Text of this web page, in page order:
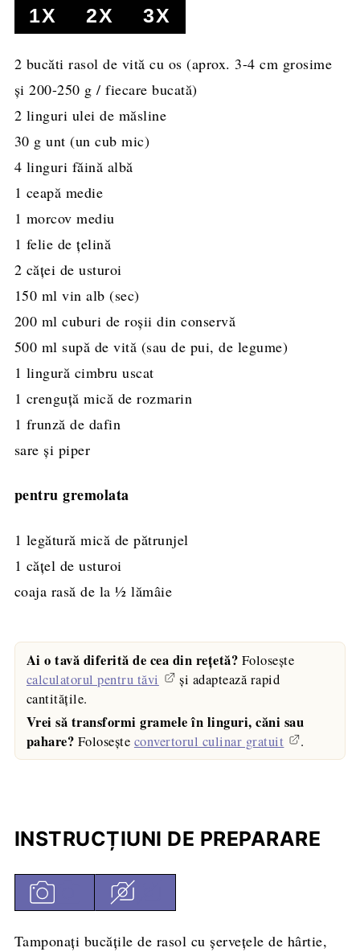
1X 2X 3X
2 bucăti rasol de vită cu os (aprox. 3-4 cm grosime
și 200-250 g / fiecare bucată)
2 linguri ulei de măsline
30 g unt (un cub mic)
4 linguri făină albă
1 ceapă medie
1 morcov mediu
1 felie de țelină
2 căței de usturoi
150 ml vin alb (sec)
200 ml cuburi de roșii din conservă
500 ml supă de vită (sau de pui, de legume)
1 lingură cimbru uscat
1 crenguță mică de rozmarin
1 frunză de dafin
sare și piper
pentru gremolata
1 legătură mică de pătrunjel
1 cățel de usturoi
coaja rasă de la ½ lămâie
Ai o tavă diferită de cea din rețetă? Folosește
calculatorul pentru tăvi
și adaptează rapid
cantitățile.
Vrei să transformi gramele în linguri, căni sau
pahare? Folosește convertorul culinar gratuit .
INSTRUCȚIUNI DE PREPARARE
Tamponați bucățile de rasol cu șervețele de hârtie,